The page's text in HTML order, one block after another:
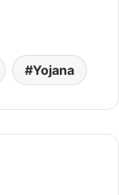
Yojana